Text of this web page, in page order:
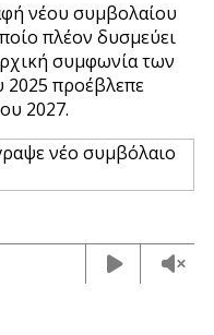
νέου συμβολαίου
πλέον δυσμεύει
συμφωνία των
2025 προέβλεπε
2027.